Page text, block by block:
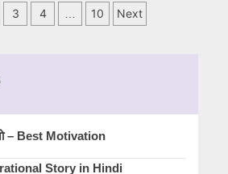
3 4 … 10 Next
– Best Motivation
Story in Hindi